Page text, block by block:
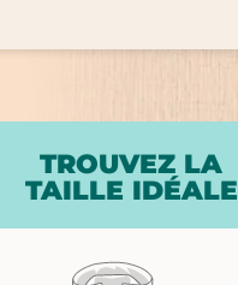
TROUVEZ LA
TAILLE IDÉALE